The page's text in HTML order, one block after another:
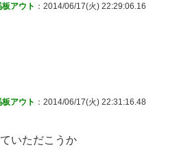
アウト ：2014/06/17(火) 22:29:06.16
アウト ：2014/06/17(火) 22:31:16.48
いただこうか